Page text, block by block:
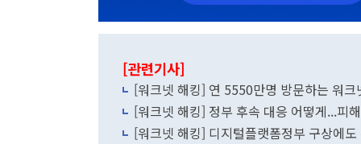
[관련기사]
[워크넷 해킹] 연 5550만명 방문하는 워
[워크넷 해킹] 정부 후속 대응 어떻게...피
[워크넷 해킹] 디지털플랫폼정부 구상에